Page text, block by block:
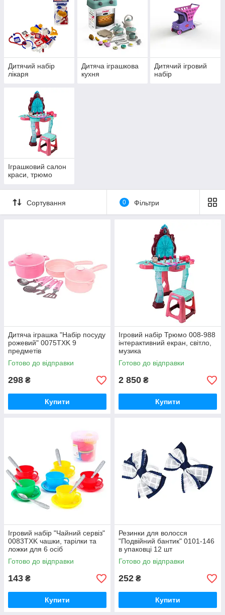
Дитячий набір
лікаря
Дитяча іграшкова
кухня
Дитячий ігровий
набір
Іграшковий салон
краси, трюмо
Сортування 0 Фільтри
Дитяча іграшка "Набір посуду
рожевий" 0075TXK 9
предметів
Готово до відправки
298 ₴
Купити
Ігровий набір Трюмо 008-988
інтерактивний екран, світло,
музика
Готово до відправки
2 850 ₴
Купити
Ігровий набір "Чайний сервіз"
0083TXK чашки, тарілки та
ложки для 6 осіб
Готово до відправки
143 ₴
Купити
Резинки для волосся
"Подвійний бантик" 0101-146
в упаковці 12 шт
Готово до відправки
252 ₴
Купити